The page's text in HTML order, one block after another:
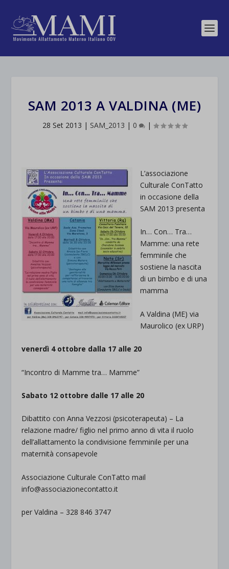
SAM 2013 A VALDINA (ME)
28 Set 2013 | SAM_2013 | 0 |
L’associazione
Culturale ConTatto
in occasione della
SAM 2013 presenta
In… Con… Tra…
Mamme: una rete
femminile che
sostiene la nascita
di un bimbo e di una
mamma
A Valdina (ME) via
Maurolico (ex URP)
venerdì 4 ottobre dalla 17 alle 20
“Incontro di Mamme tra… Mamme”
Sabato 12 ottobre dalle 17 alle 20
Dibattito con Anna Vezzosi (psicoterapeuta) – La
relazione madre/ figlio nel primo anno di vita il ruolo
dell’allattamento la condivisione femminile per una
maternità consapevole
Associazione Culturale ConTatto mail
info@associazionecontatto.it
per Valdina – 328 846 3747